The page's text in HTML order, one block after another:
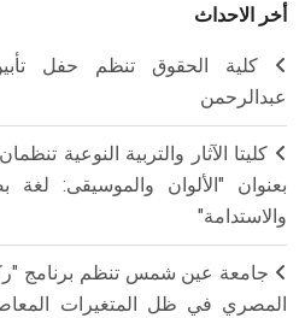
أخر الاحداث
كلية الحقوق تنظم حفل
عبدالرحمن
كليتا الآثار والتربية النوعية
بعنوان "الألوان والموسيقى:
والاستدامة"
جامعة عين شمس تنظم برنامج
المصري في ظل المتغيرات